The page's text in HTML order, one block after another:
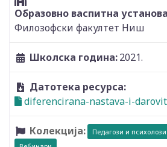
Образовно васпитна
Филозофски факултет Ниш
Школска година:2021.
Датотека ресурса:
diferencirana-nastava-i-
Колекција: Педагози и психолози